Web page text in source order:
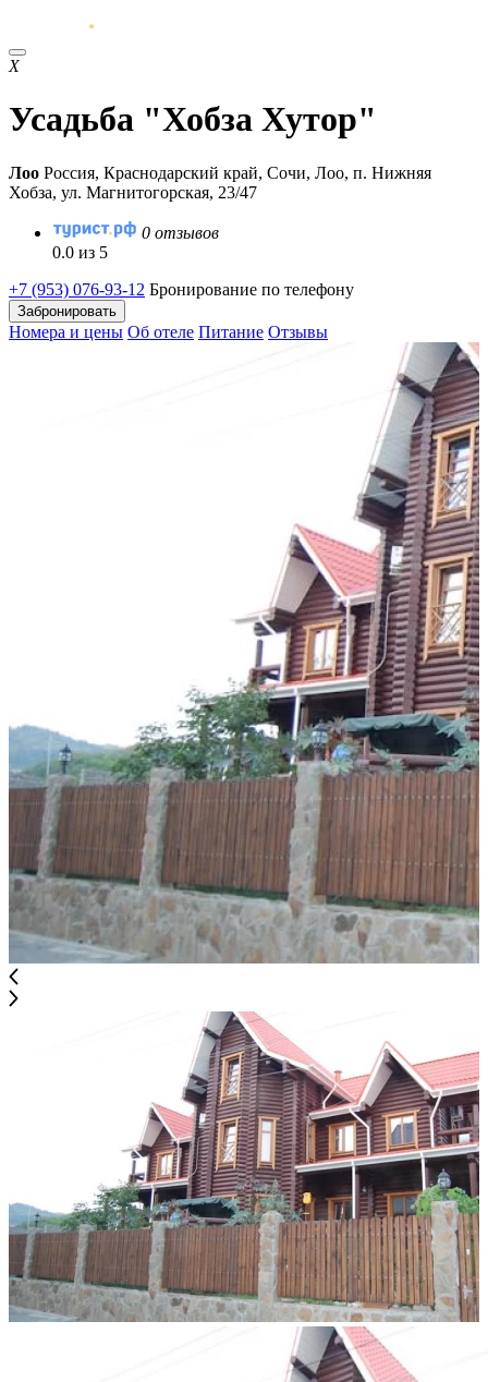
Х
Усадьба "Хобза Хутор"
Лоо Россия, Краснодарский край, Сочи, Лоо, п. Нижняя
Хобза, ул. Магнитогорская, 23/47
0 отзывов
0.0 из 5
+7 (953) 076-93-12 Бронирование по телефону
Забронировать
Номера и цены Об отеле Питание Отзывы